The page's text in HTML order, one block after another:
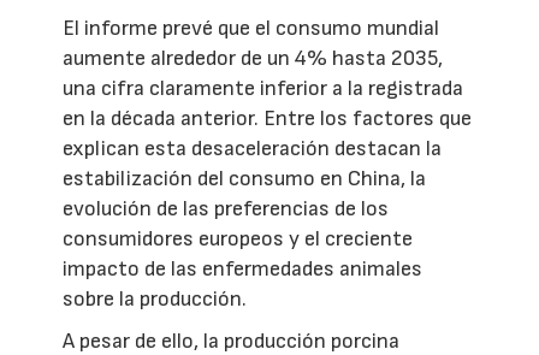
El informe prevé que el consumo mundial
aumente alrededor de un 4% hasta 2035,
una cifra claramente inferior a la registrada
en la década anterior. Entre los factores que
explican esta desaceleración destacan la
estabilización del consumo en China, la
evolución de las preferencias de los
consumidores europeos y el creciente
impacto de las enfermedades animales
sobre la producción.
A pesar de ello, la producción porcina